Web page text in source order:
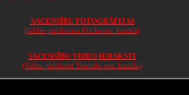
SACENSĪBU FOTOGRĀFIJAS
(bildes publicētas Flickr soc. kanālā)
SACENSĪBU VIDEO IERAKSTI
(Video publicēti Youtube soc. kanālā)